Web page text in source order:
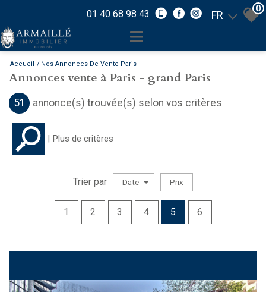
01 40 68 98 43 FR
0
Accueil Nos Annonces De Vente Paris
Annonces vente à Paris - grand Paris
51 annonce(s) trouvée(s) selon vos critères
Plus de critères
Trier par Date Prix
1 2 3 4 5 6